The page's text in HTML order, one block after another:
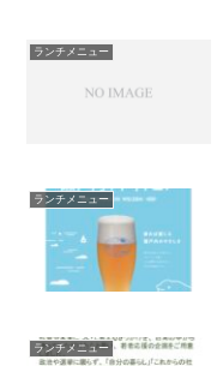
ランチメニュー
ランチメニュー
ランチメニュー